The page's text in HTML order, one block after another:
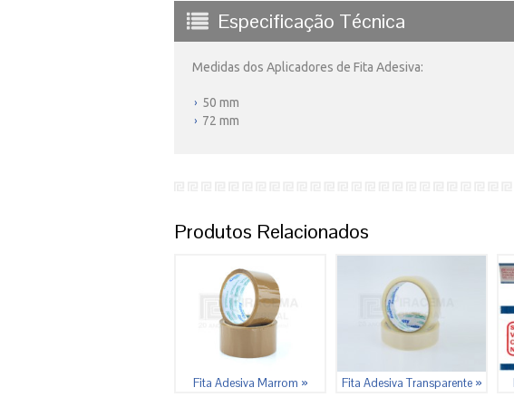
Especificação Técnica
Medidas dos Aplicadores de Fita Adesiva:
50 mm
72 mm
Produtos Relacionados
Fita Adesiva Marrom » Fita Adesiva Transparente »